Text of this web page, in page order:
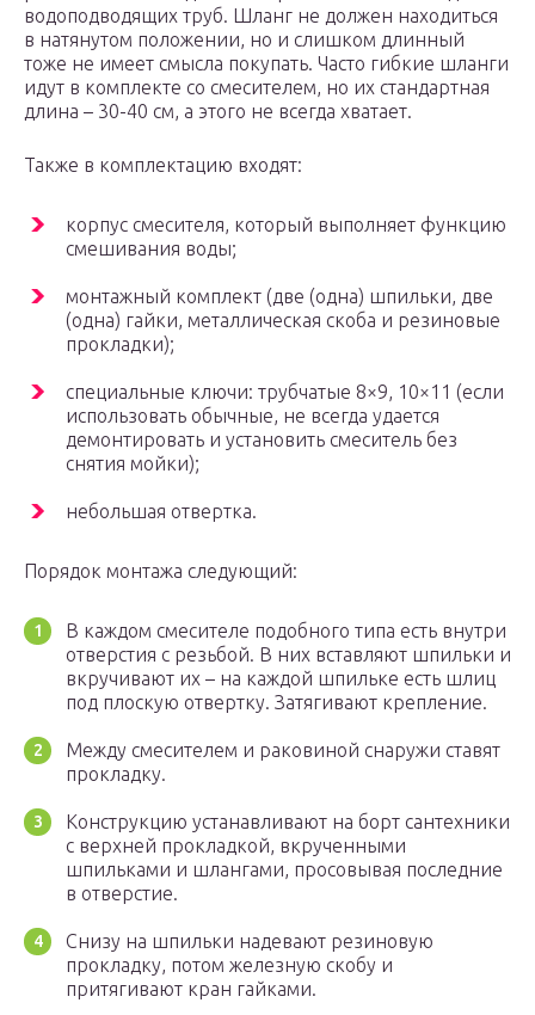
водоподводящих труб. Шланг не должен находиться
в натянутом положении, но и слишком длинный
тоже не имеет смысла покупать. Часто гибкие шланги
идут в комплекте со смесителем, но их стандартная
длина – 30-40 см, а этого не всегда хватает.
Также в комплектацию входят:
корпус смесителя, который выполняет функцию
смешивания воды;
монтажный комплект (две (одна) шпильки, две
(одна) гайки, металлическая скоба и резиновые
прокладки);
специальные ключи: трубчатые 8×9, 10×11 (если
использовать обычные, не всегда удается
демонтировать и установить смеситель без
снятия мойки);
небольшая отвертка.
Порядок монтажа следующий:
В каждом смесителе подобного типа есть внутри
отверстия с резьбой. В них вставляют шпильки и
вкручивают их – на каждой шпильке есть шлиц
под плоскую отвертку. Затягивают крепление.
Между смесителем и раковиной снаружи ставят
прокладку.
Конструкцию устанавливают на борт сантехники
с верхней прокладкой, вкрученными
шпильками и шлангами, просовывая последние
в отверстие.
Снизу на шпильки надевают резиновую
прокладку, потом железную скобу и
притягивают кран гайками.